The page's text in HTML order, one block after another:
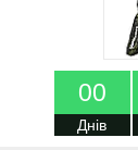
00
Днів